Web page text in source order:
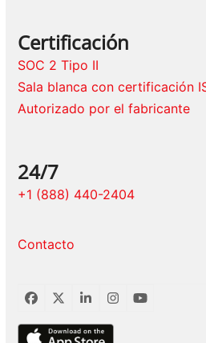
Certificación
SOC 2 Tipo II
Sala blanca con certificación
Autorizado por el fabricante
24/7
+1 (888) 440-2404
Contacto
Facebook
TwitterLinkedInInstagram
YouTube